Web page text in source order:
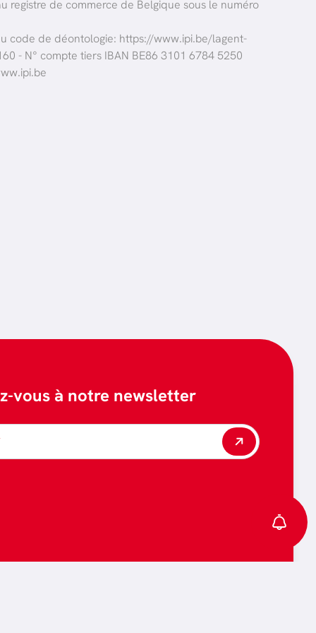
registre de commerce de Belgique sous le numéro
code de déontologie: https://www.ipi.be/lagent-
- N° compte tiers IBAN BE86 3101 6784 5250
vous à notre newsletter